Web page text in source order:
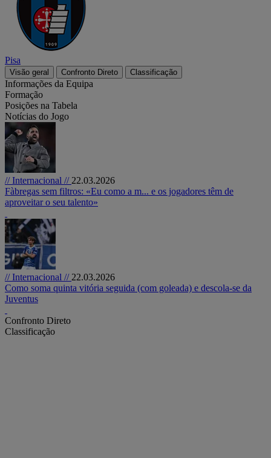
Pisa
Visão geral Confronto Direto Classificação
Informações da Equipa
Formação
Posições na Tabela
Notícias do Jogo
// Internacional // 22.03.2026
Fàbregas sem filtros: «Eu como a m... e os jogadores têm de
aproveitar o seu talento»
// Internacional // 22.03.2026
Como soma quinta vitória seguida (com goleada) e descola-se da
Juventus
Confronto Direto
Classificação